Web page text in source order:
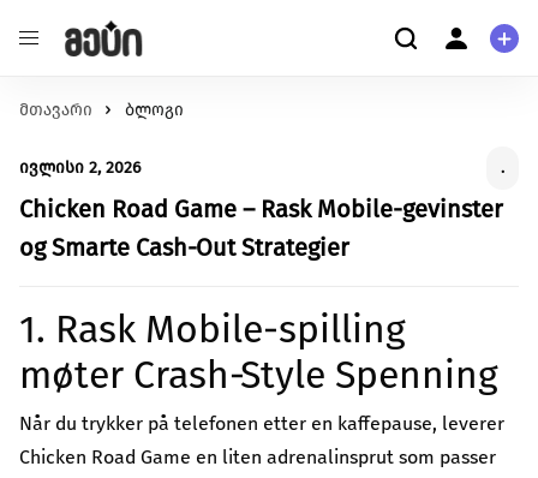
განათლება
ხელმისაწვდომობა
ჯანმრთელობა
შექმენი გარემო უკეთესი მენტალური და ფიზიკური
ჯანმრთელობისთვის.
იზრუნე დედამიწის მომავლზე და დაუჭირე მხარი
გარემოსდაცვით ინიციატივებს
სტარტაპი
გააძლიერე უნიკალური პროდუქტები და შექმენი
ინოვაციები.
ჩვენ შესახებ
მომხმარებელი
კითხვა-პასუხი
პერსონალური ინფორმაცია
გაეცანი სახელმძღვანელოს ქრაუდფანდინგის
შესახებ
წაიკითხე მეტი
მთავარი ბლოგი
Chicken Road Game – Rask Mobile-gevinster
og Smarte Cash‑Out Strategier
ივლისი 2, 2026 .
1. Rask Mobile-spilling
møter Crash‑Style Spenning
Når du trykker på telefonen etter en kaffepause, leverer
Chicken Road Game en liten adrenalinsprut som passer